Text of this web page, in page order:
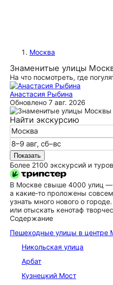
Москва
Знаменитые улицы
На что посмотреть, где
Анастасия Рыбина
Обновлено 7 авг. 2026
Найти экскурсию
Показать
Более 2100 экскурсий и
В Москве свыше 4000 улиц —
а какие‑то проложены
узнать много нового о
или отыскать кенотаф
Содержание
Пешеходные улицы в центре
Никольская улица
Арбат
Кузнецкий Мост